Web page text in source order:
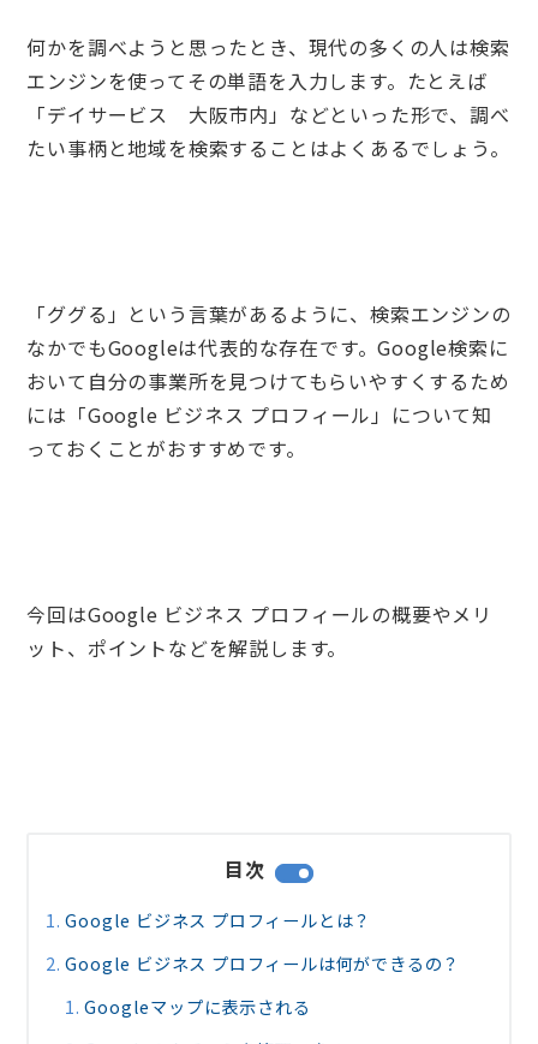
何かを調べようと思ったとき、現代の多くの人は検索
エンジンを使ってその単語を入力します。たとえば
「デイサービス 大阪市内」などといった形で、調べ
たい事柄と地域を検索することはよくあるでしょう。
「ググる」という言葉があるように、検索エンジンの
なかでもGoogleは代表的な存在です。Google検索に
おいて自分の事業所を見つけてもらいやすくするため
には「Google ビジネス プロフィール」について知
っておくことがおすすめです。
今回はGoogle ビジネス プロフィールの概要やメリ
ット、ポイントなどを解説します。
目次
Google ビジネス プロフィールとは？
Google ビジネス プロフィールは何ができるの？
Googleマップに表示される